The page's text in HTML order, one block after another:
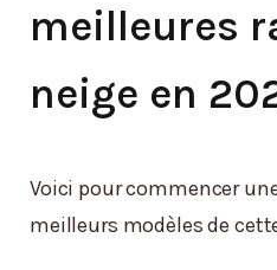
meilleures
neige en
Voici pour commencer
meilleurs modèles de